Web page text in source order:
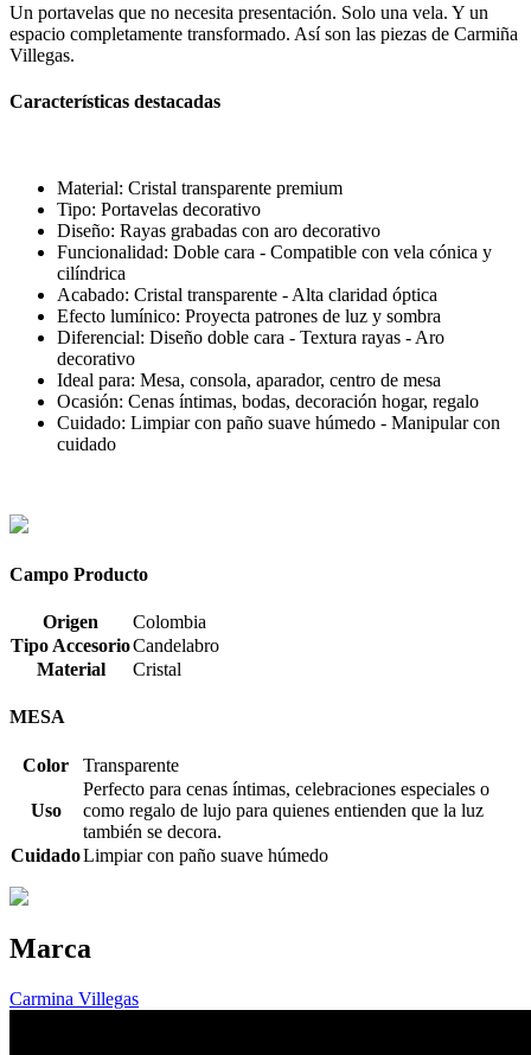
Un portavelas que no necesita presentación. Solo una vela. Y un
espacio completamente transformado. Así son las piezas de Carmiña
Villegas.
Características destacadas
Material: Cristal transparente premium
Tipo: Portavelas decorativo
Diseño: Rayas grabadas con aro decorativo
Funcionalidad: Doble cara - Compatible con vela cónica y
cilíndrica
Acabado: Cristal transparente - Alta claridad óptica
Efecto lumínico: Proyecta patrones de luz y sombra
Diferencial: Diseño doble cara - Textura rayas - Aro
decorativo
Ideal para: Mesa, consola, aparador, centro de mesa
Ocasión: Cenas íntimas, bodas, decoración hogar, regalo
Cuidado: Limpiar con paño suave húmedo - Manipular con
cuidado
Campo Producto
Origen
Colombia
Tipo AccesorioCandelabro
Material
Cristal
MESA
Color Transparente
Uso
Perfecto para cenas íntimas, celebraciones especiales o
como regalo de lujo para quienes entienden que la luz
también se decora.
CuidadoLimpiar con paño suave húmedo
Marca
Carmina Villegas